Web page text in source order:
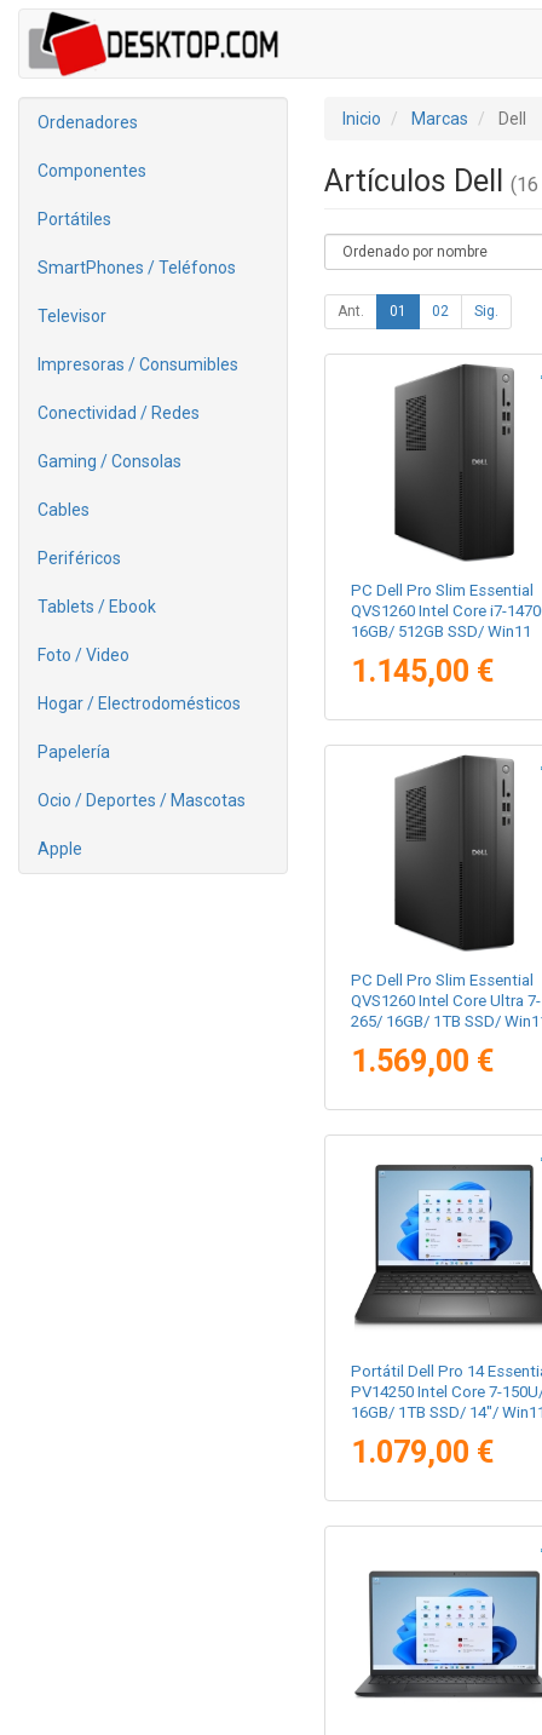
Ordenadores
Componentes
Portátiles
SmartPhones / Teléfonos
Televisor
Impresoras / Consumibles
Conectividad / Redes
Gaming / Consolas
Cables
Periféricos
Tablets / Ebook
Foto / Video
Hogar / Electrodomésticos
Papelería
Ocio / Deportes / Mascotas
Apple
Inicio Marcas Dell
Artículos Dell (16
Ant. 01 02 Sig.
PC Dell Pro Slim Essential
QVS1260 Intel Core i7-
16GB/ 512GB SSD/ Win11
1.145,00 €
PC Dell Pro Slim Essential
QVS1260 Intel Core Ultra 7-
265/ 16GB/ 1TB SSD/
1.569,00 €
Portátil Dell Pro 14
PV14250 Intel Core 7-
16GB/ 1TB SSD/ 14"/
1.079,00 €